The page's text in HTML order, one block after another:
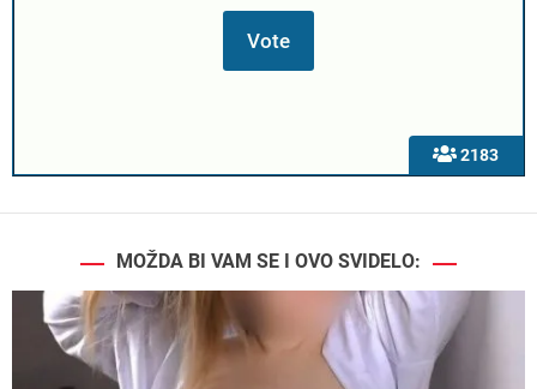
2183
MOŽDA BI VAM SE I OVO SVIDELO: